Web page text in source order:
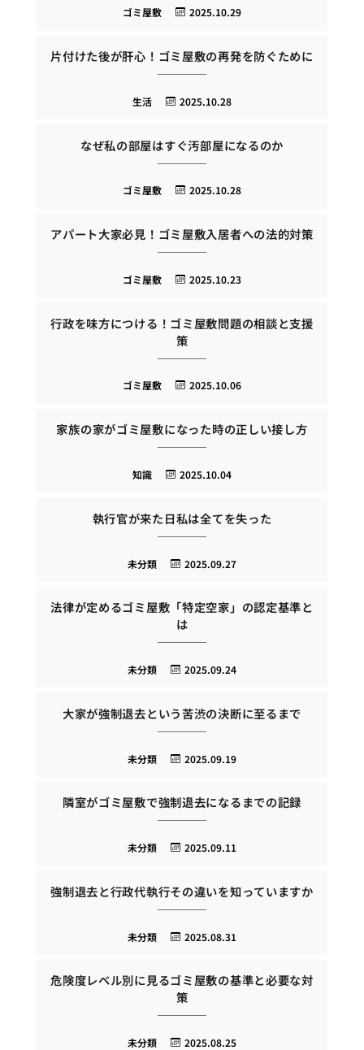
2025.10.29
ゴミ屋敷
片付けた後が肝心！ゴミ屋敷の再発を防ぐために
2025.10.28
生活
なぜ私の部屋はすぐ汚部屋になるのか
2025.10.28
ゴミ屋敷
アパート大家必見！ゴミ屋敷入居者への法的対策
2025.10.23
ゴミ屋敷
行政を味方につける！ゴミ屋敷問題の相談と支援
策
2025.10.06
ゴミ屋敷
家族の家がゴミ屋敷になった時の正しい接し方
2025.10.04
知識
執行官が来た日私は全てを失った
2025.09.27
未分類
法律が定めるゴミ屋敷「特定空家」の認定基準と
は
2025.09.24
未分類
大家が強制退去という苦渋の決断に至るまで
2025.09.19
未分類
隣室がゴミ屋敷で強制退去になるまでの記録
2025.09.11
未分類
強制退去と行政代執行その違いを知っていますか
2025.08.31
未分類
危険度レベル別に見るゴミ屋敷の基準と必要な対
策
2025.08.25
未分類